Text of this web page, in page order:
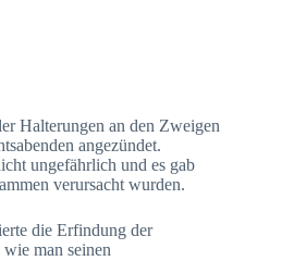
Halterungen an den Zweigen
angezündet.
ungefährlich und es gab
verursacht wurden.
die Erfindung der
man seinen